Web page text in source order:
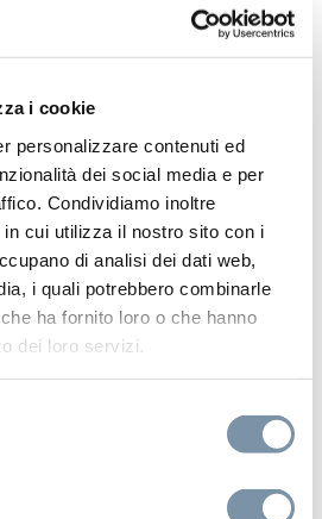
i cookie
personalizzare contenuti ed
dei social media e per
Condividiamo inoltre
cui utilizza il nostro sito con i
di analisi dei dati web,
i quali potrebbero combinarle
ha fornito loro o che hanno
dei loro servizi.